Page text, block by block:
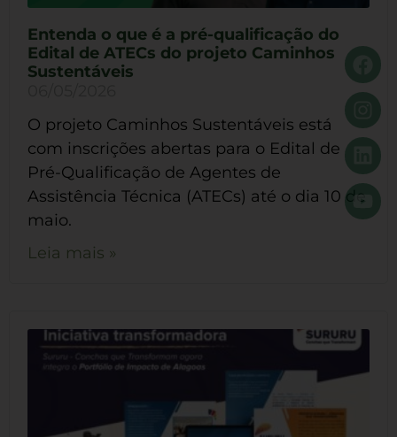
Entenda o que é a pré-qualificação do
Edital de ATECs do projeto Caminhos
Sustentáveis
O projeto Caminhos Sustentáveis está
com inscrições abertas para o Edital de
Pré-Qualificação de Agentes de
Assistência Técnica (ATECs) até o dia 10 de
maio.
Leia mais »